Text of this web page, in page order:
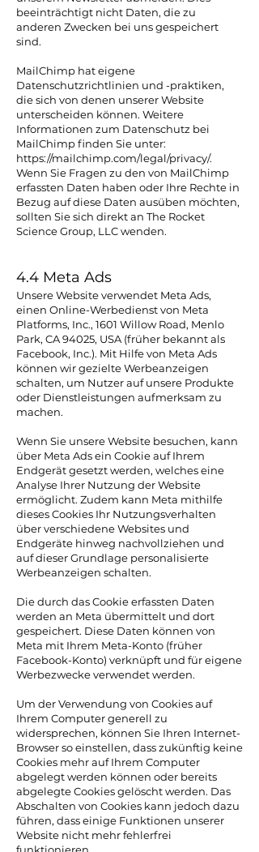
beeinträchtigt nicht Daten, die zu
anderen Zwecken bei uns gespeichert
sind.
MailChimp hat eigene
Datenschutzrichtlinien und -praktiken,
die sich von denen unserer Website
unterscheiden können. Weitere
Informationen zum Datenschutz bei
MailChimp finden Sie unter:
https://mailchimp.com/legal/privacy/.
Wenn Sie Fragen zu den von MailChimp
erfassten Daten haben oder Ihre Rechte in
Bezug auf diese Daten ausüben möchten,
sollten Sie sich direkt an The Rocket
Science Group, LLC wenden.
4.4 Meta Ads
Unsere Website verwendet Meta Ads,
einen Online-Werbedienst von Meta
Platforms, Inc., 1601 Willow Road, Menlo
Park, CA 94025, USA (früher bekannt als
Facebook, Inc.). Mit Hilfe von Meta Ads
können wir gezielte Werbeanzeigen
schalten, um Nutzer auf unsere Produkte
oder Dienstleistungen aufmerksam zu
machen.
Wenn Sie unsere Website besuchen, kann
über Meta Ads ein Cookie auf Ihrem
Endgerät gesetzt werden, welches eine
Analyse Ihrer Nutzung der Website
ermöglicht. Zudem kann Meta mithilfe
dieses Cookies Ihr Nutzungsverhalten
über verschiedene Websites und
Endgeräte hinweg nachvollziehen und
auf dieser Grundlage personalisierte
Werbeanzeigen schalten.
Die durch das Cookie erfassten Daten
werden an Meta übermittelt und dort
gespeichert. Diese Daten können von
Meta mit Ihrem Meta-Konto (früher
Facebook-Konto) verknüpft und für eigene
Werbezwecke verwendet werden.
Um der Verwendung von Cookies auf
Ihrem Computer generell zu
widersprechen, können Sie Ihren Internet-
Browser so einstellen, dass zukünftig keine
Cookies mehr auf Ihrem Computer
abgelegt werden können oder bereits
abgelegte Cookies gelöscht werden. Das
Abschalten von Cookies kann jedoch dazu
führen, dass einige Funktionen unserer
Website nicht mehr fehlerfrei